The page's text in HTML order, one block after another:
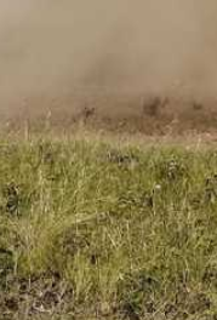
памятки,
посты располагались
трасса пролегала
солнечных лучей.
ежегодно принимаем
А волонтёрами на